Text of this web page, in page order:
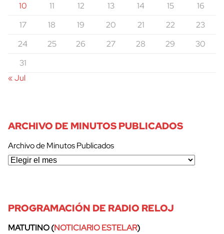
10
11 12 13 14 15
16
17
18 19 20 21 22
23
24
25 26 27 28 29
30
31
« Jul
ARCHIVO DE MINUTOS PUBLICADOS
Archivo de Minutos Publicados
PROGRAMACIÓN DE RADIO RELOJ
MATUTINO (NOTICIARIO ESTELAR)